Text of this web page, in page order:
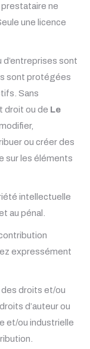
prestataire ne
une licence
d’entreprises sont
sont protégées
Sans
droit ou de Le
ou créer des
sur les éléments
intellectuelle
au pénal.
expressément
droits et/ou
d’auteur ou
et/ou industrielle